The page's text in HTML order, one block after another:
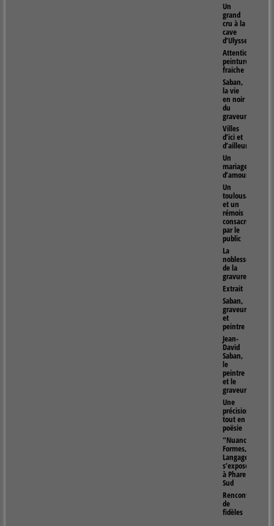
Un
grand
cru à la
cave
d’Ulysse
Attention
peinture
fraiche
Saban,
la vie
en noir
du
graveur
Villes
d’ici et
d’ailleurs
Un
mariage
d’amour
Un
toulousain
et un
rémois
consacrés
par le
public
La
noblesse
de la
gravure
Extrait
Saban,
graveur
et
peintre
Jean-
David
Saban,
le
peintre
et le
graveur
Une
précision
tout en
poësie
"Nuances,
Formes,
Langages"
s’exposent
à Phare
Sud
Rencontres
de
fidèles